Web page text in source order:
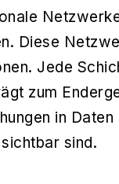
Diese
Jede
zum
in Daten
sind.